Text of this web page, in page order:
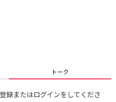
トーク
録またはログインをしてくださ